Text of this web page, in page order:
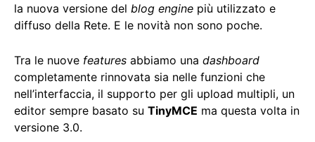
la nuova versione del blog engine più utilizzato e
diffuso della Rete. E le novità non sono poche.
Tra le nuove features abbiamo una dashboard
completamente rinnovata sia nelle funzioni che
nell’interfaccia, il supporto per gli upload multipli, un
editor sempre basato su TinyMCE ma questa volta in
versione 3.0.